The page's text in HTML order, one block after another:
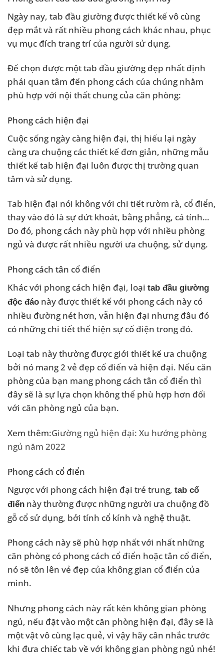
Ngày nay, tab đầu giường được thiết kế vô cùng
đẹp mắt và rất nhiều phong cách khác nhau, phục
vụ mục đích trang trí của người sử dụng.
Để chọn được một tab đầu giường đẹp nhất định
phải quan tâm đến phong cách của chúng nhằm
phù hợp với nội thất chung của căn phòng:
Phong cách hiện đại
Cuộc sống ngày càng hiện đại, thị hiếu lại ngày
càng ưa chuộng các thiết kế đơn giản, những mẫu
thiết kế tab hiện đại luôn được thị trường quan
tâm và sử dụng.
Tab hiện đại nói không với chi tiết rườm rà, cổ điển,
thay vào đó là sự dứt khoát, bằng phẳng, cá tính…
Do đó, phong cách này phù hợp với nhiều phòng
ngủ và được rất nhiều người ưa chuộng, sử dụng.
Phong cách tân cổ điển
Khác với phong cách hiện đại, loại tab đầu giường
độc đáo này được thiết kế với phong cách này có
nhiều đường nét hơn, vẫn hiện đại nhưng đâu đó
có những chi tiết thể hiện sự cổ điện trong đó.
Loại tab này thường được giới thiết kế ưa chuộng
bởi nó mang 2 vẻ đẹp cổ điển và hiện đại. Nếu căn
phòng của bạn mang phong cách tân cổ điển thì
đây sẽ là sự lựa chọn không thể phù hợp hơn đối
với căn phòng ngủ của bạn.
Xem thêm:Giường ngủ hiện đại: Xu hướng phòng
ngủ năm 2022
Phong cách cổ điển
Ngược với phong cách hiện đại trẻ trung, tab cổ
điển này thường được những người ưa chuộng đồ
gỗ cổ sử dụng, bởi tính cổ kính và nghệ thuật.
Phong cách này sẽ phù hợp nhất với nhất những
căn phòng có phong cách cổ điển hoặc tân cổ điển,
nó sẽ tôn lên vẻ đẹp của không gian cổ điển của
mình.
Nhưng phong cách này rất kén không gian phòng
ngủ, nếu đặt vào một căn phòng hiện đại, đây sẽ là
một vật vô cùng lạc quẻ, vì vậy hãy cân nhắc trước
khi đưa chiếc tab về với không gian phòng ngủ nhé!